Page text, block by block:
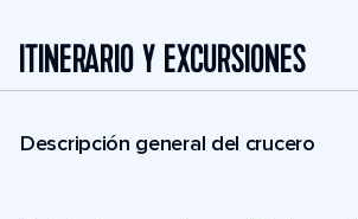
ITINERARIO Y EXCURSIONES
Descripción general del crucero